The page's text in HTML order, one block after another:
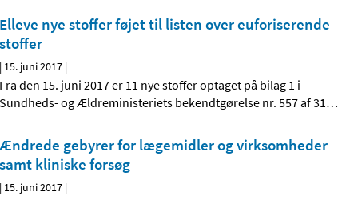
Elleve nye stoffer føjet til listen over euforiserende
stoffer
| 15. juni 2017 |
Fra den 15. juni 2017 er 11 nye stoffer optaget på bilag 1 i
Sundheds- og Ældreministeriets bekendtgørelse nr. 557 af 31…
Ændrede gebyrer for lægemidler og virksomheder
samt kliniske forsøg
| 15. juni 2017 |